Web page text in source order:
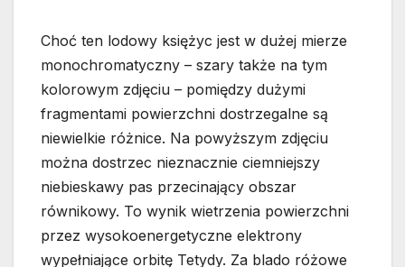
Choć ten lodowy księżyc jest w dużej mierze
monochromatyczny – szary także na tym
kolorowym zdjęciu – pomiędzy dużymi
fragmentami powierzchni dostrzegalne są
niewielkie różnice. Na powyższym zdjęciu
można dostrzec nieznacznie ciemniejszy
niebieskawy pas przecinający obszar
równikowy. To wynik wietrzenia powierzchni
przez wysokoenergetyczne elektrony
wypełniające orbitę Tetydy. Za blado różowe